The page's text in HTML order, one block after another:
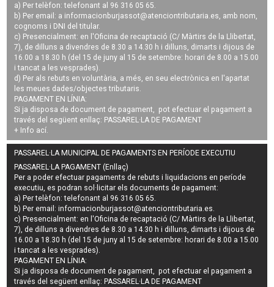
a) Per telèfon: telefonant al 96 316 05 65.
b) Per email: a informacionburjassot@atenciontributaria.es, amb nom,
cognoms i DNI del titular.
c) Presencialment: en l'Oficina de recaptació (C/ Màrtirs de la Llibertat,
7), de dilluns a divendres de 8.30 a 14.30 h i dilluns, dimarts i dijous de
16.00 a 18.30 h (del 15 de juny al 15 de setembre: horari de 8.00 a 15.00
i tancat a les vesprades).
d) Per als rebuts en voluntària, a més, en seu electrònica en l'apartat
les meues dades/objectes tributaris.
PAGAMENT EN LÍNIA:
Si ja disposa de document de pagament, pot efectuar el pagament a
través del següent enllaç: PASSAREL·LA DE PAGAMENT
+ Info ací.
PASSAREL·LA MUNICIPAL DE PAGAMENTS EN PERÍODE EXECUTIU
PASSAREL·LA PAGAMENT (Enllaç)
Per a poder efectuar pagaments derebuts i liquidacions en període
executiu, es podran sol·licitar els documents de pagament:
a) Per telèfon: telefonant al 96 316 05 65.
b) Per email:informacionburjassot@atenciontributaria.es.
c) Presencialment: en l'Oficina de recaptació (C/ Màrtirs de la Llibertat,
7), de dilluns a divendres de 8.30 a 14.30 h i dilluns, dimarts i dijous de
16.00 a 18.30 h (del 15 de juny al 15 de setembre: horari de 8.00 a 15.00
i tancat a les vesprades).
PAGAMENT EN LÍNIA:
Si ja disposa de document de pagament, pot efectuar el pagament a
través del següent enllaç: PASSAREL·LA DE PAGAMENT